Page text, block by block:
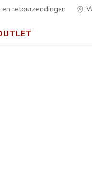
en retourzendingen